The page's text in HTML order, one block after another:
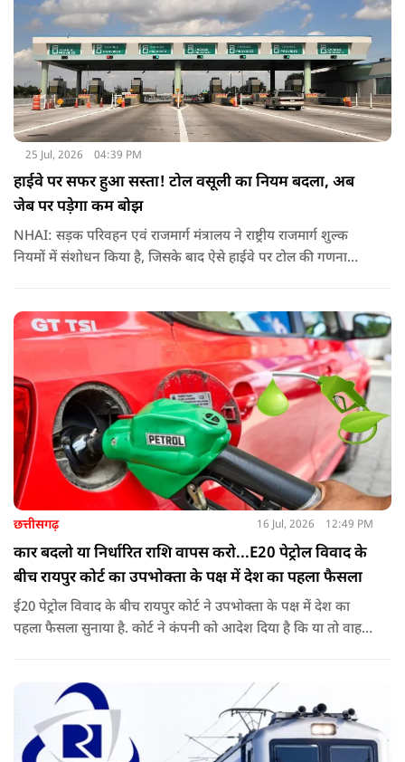
25 Jul, 2026 04:39 PM
हाईवे पर सफर हुआ सस्ता! टोल वसूली का नियम बदला, अब
जेब पर पड़ेगा कम बोझ
NHAI: सड़क परिवहन एवं राजमार्ग मंत्रालय ने राष्ट्रीय राजमार्ग शुल्क
नियमों में संशोधन किया है, जिसके बाद ऐसे हाईवे पर टोल की गणना
छत्तीसगढ़ 16 Jul, 2026 12:49 PM
कार बदलो या निर्धारित राशि वापस करो...E20 पेट्रोल विवाद के
बीच रायपुर कोर्ट का उपभोक्ता के पक्ष में देश का पहला फैसला
ई20 पेट्रोल विवाद के बीच रायपुर कोर्ट ने उपभोक्ता के पक्ष में देश का
पहला फैसला सुनाया है. कोर्ट ने कंपनी को आदेश दिया है कि या तो वाहन